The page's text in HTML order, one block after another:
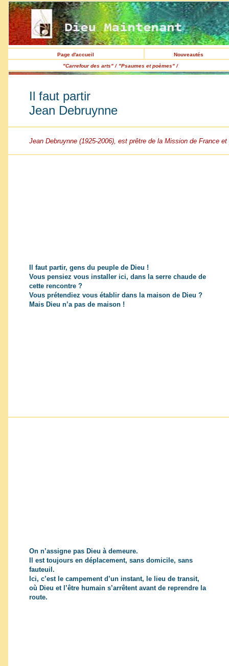
Page d'accueil
Nouveautés
"Carrefour des arts" / "Psaumes et poèmes" /
Il faut partir
Jean Debruynne
Jean Debruynne (1925-2006), est prêtre de la Mission de France et
Il faut partir, gens du peuple de Dieu !
Vous pensiez vous installer ici, dans la serre chaude de
cette rencontre ?
Vous prétendiez vous établir dans la maison de Dieu ?
Mais Dieu n’a pas de maison !
On n’assigne pas Dieu à demeure.
Il est toujours en déplacement, sans domicile, sans
fauteuil.
Ici, c’est le campement d’un instant, le lieu de transit,
où Dieu et l’être humain s’arrêtent avant de reprendre la
route.